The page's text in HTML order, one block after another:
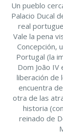
Un pueblo
Palacio Ducal
real
Vale la pena
Concepción,
Portugal (la
Dom João
liberación de
encuentra
otra de las
historia
reinado de